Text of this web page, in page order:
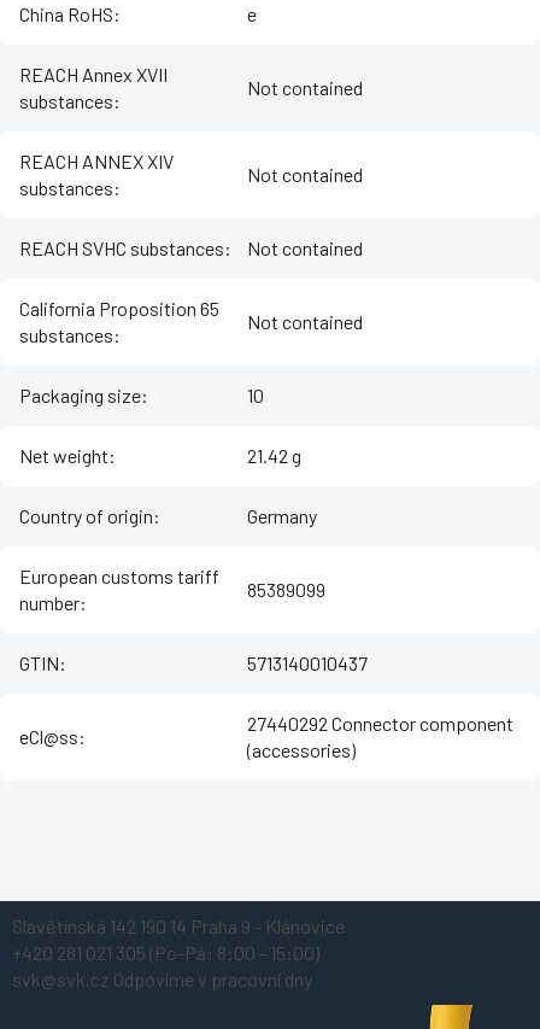
China RoHS: e
REACH Annex XVII
substances:
Not contained
REACH ANNEX XIV
substances:
Not contained
REACH SVHC substances: Not contained
California Proposition 65
substances:
Not contained
Packaging size: 10
Net weight: 21.42 g
Country of origin: Germany
European customs tariff
number:
85389099
GTIN: 5713140010437
eCl@ss:
27440292 Connector component
(accessories)
Slavětínská 142 190 14 Praha 9 - Klánovice
+420 281 021 305 (Po-Pá: 8:00 - 15:00)
svk@svk.cz Odpovíme v pracovní dny